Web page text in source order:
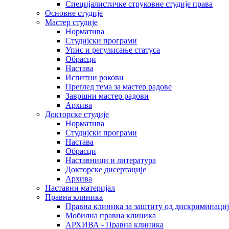
Специјалистичке струковне студије права
Основне студије
Мастер студије
Норматива
Студијски програми
Упис и регулисање статуса
Обрасци
Настава
Испитни рокови
Преглед тема за мастер радове
Завршни мастер радови
Архива
Докторске студије
Норматива
Студијски програми
Настава
Обрасци
Наставници и литература
Докторске дисертације
Архива
Наставни материјал
Правна клиника
Правна клиника за заштиту од
Мобилна правна клиника
АРХИВА - Правна клиника